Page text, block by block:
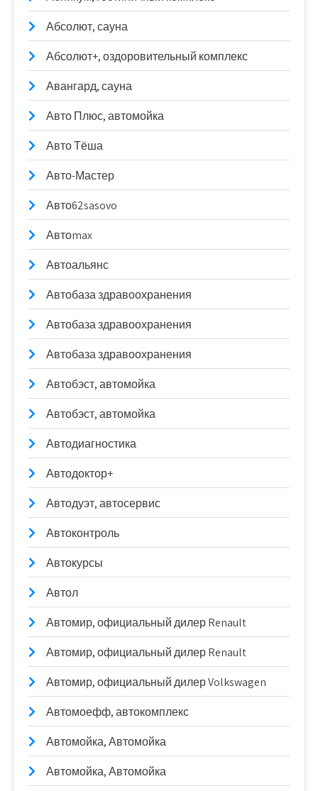
Абсолют, сауна
Абсолют+, оздоровительный комплекс
Авангард, сауна
Авто Плюс, автомойка
Авто Тёша
Авто-Мастер
Авто62sasovo
Автоmax
Автоальянс
Автобаза здравоохранения
Автобаза здравоохранения
Автобаза здравоохранения
Автобэст, автомойка
Автобэст, автомойка
Автодиагностика
Автодоктор+
Автодуэт, автосервис
Автоконтроль
Автокурсы
Автол
Автомир, официальный дилер Renault
Автомир, официальный дилер Renault
Автомир, официальный дилер Volkswagen
Автомоефф, автокомплекс
Автомойка, Автомойка
Автомойка, Автомойка